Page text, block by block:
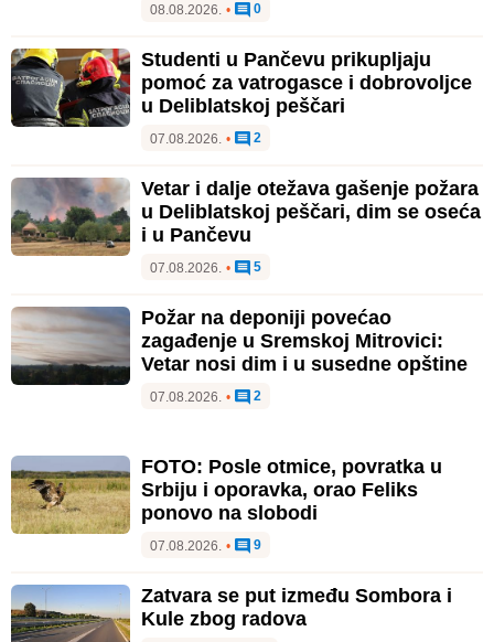
08.08.2026. • 0
Studenti u Pančevu prikupljaju
pomoć za vatrogasce i dobrovoljce
u Deliblatskoj peščari
07.08.2026. • 2
Vetar i dalje otežava gašenje požara
u Deliblatskoj peščari, dim se oseća
i u Pančevu
07.08.2026. • 5
Požar na deponiji povećao
zagađenje u Sremskoj Mitrovici:
Vetar nosi dim i u susedne opštine
07.08.2026. • 2
FOTO: Posle otmice, povratka u
Srbiju i oporavka, orao Feliks
ponovo na slobodi
07.08.2026. • 9
Zatvara se put između Sombora i
Kule zbog radova